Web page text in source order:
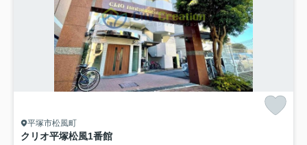
平塚市松風町
クリオ平塚松風1番館